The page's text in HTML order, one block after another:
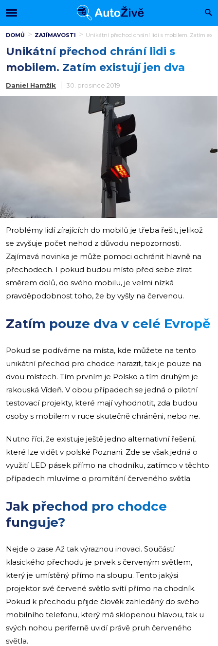
DOMŮ ZAJÍMAVOSTI Unikátní přechod chrání lidi s mobilem. Zatím
Unikátní přechod chrání lidi s
mobilem. Zatím existují jen dva
Daniel Hamžík 30. prosince 2019
Problémy lidí zírajících do mobilů je třeba řešit, jelikož
se zvyšuje počet nehod z důvodu nepozornosti.
Zajímavá novinka je může pomoci ochránit hlavně na
přechodech. I pokud budou místo před sebe zírat
směrem dolů, do svého mobilu, je velmi nízká
pravděpodobnost toho, že by vyšly na červenou.
Zatím pouze dva v celé Evropě
Pokud se podíváme na místa, kde můžete na tento
unikátní přechod pro chodce narazit, tak je pouze na
dvou místech. Tím prvním je Polsko a tím druhým je
rakouská Vídeň. V obou případech se jedná o pilotní
testovací projekty, které mají vyhodnotit, zda budou
osoby s mobilem v ruce skutečně chráněni, nebo ne.
Nutno říci, že existuje ještě jedno alternativní řešení,
které lze vidět v polské Poznani. Zde se však jedná o
využití LED pásek přímo na chodníku, zatímco v těchto
případech mluvíme o promítání červeného světla.
Jak přechod pro chodce
funguje?
Nejde o zase Až tak výraznou inovaci. Součástí
klasického přechodu je prvek s červeným světlem,
který je umístěný přímo na sloupu. Tento jakýsi
projektor své červené světlo svítí přímo na chodník.
Pokud k přechodu přijde člověk zahleděný do svého
mobilního telefonu, který má sklopenou hlavou, tak u
svých nohou periferně uvidí právě pruh červeného
světla.